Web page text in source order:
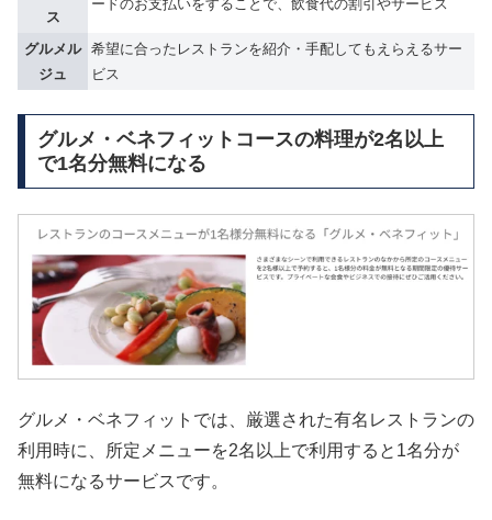
ス
ードのお支払いをすることで、飲食代の割引やサービス
グルメル
ジュ
希望に合ったレストランを紹介・手配してもえらえるサー
ビス
グルメ・ベネフィットコースの料理が2名以上
で1名分無料になる
グルメ・ベネフィットでは、厳選された有名レストランの
利用時に、所定メニューを2名以上で利用すると1名分が
無料になるサービスです。